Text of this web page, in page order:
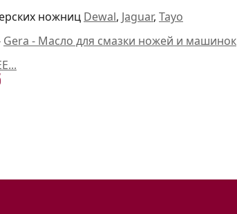
ножниц Dewal, Jaguar, Tayo
Gera - Масло для смазки ножей и машинок